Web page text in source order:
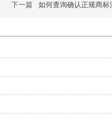
下一篇 如何查询确认正规商标